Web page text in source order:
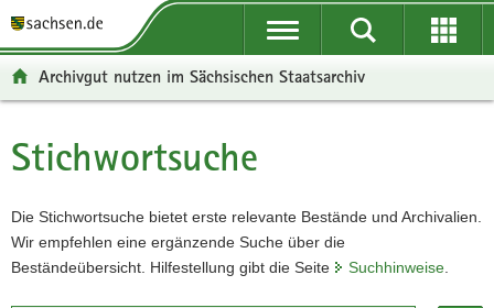
P
l
ü
e
r
g
P
l
n
v
i
g
H
i
n
a
l
t
F
r
-
e
r
e
Archivgut nutzen im Sächsischen Staatsarchiv
Hauptinhalt
Stichwortsuche
Die Stichwortsuche bietet erste relevante Bestände und Archivalien.
Wir empfehlen eine ergänzende Suche über die
Beständeübersicht. Hilfestellung gibt die Seite
Suchhinweise